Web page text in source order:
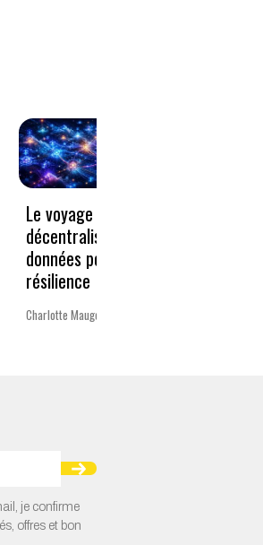
Le voyage vers la
décentralisation des
données pour plus de
résilience
Charlotte Mauger
je confirme
offres et bon